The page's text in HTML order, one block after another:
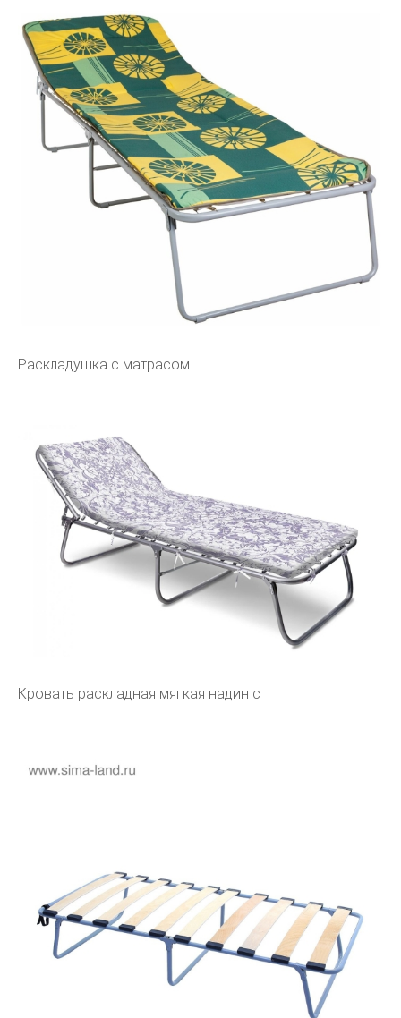
Раскладушка с матрасом
Кровать раскладная мягкая надин с